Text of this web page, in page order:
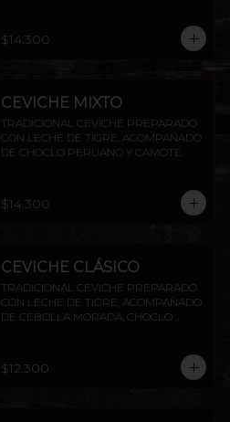
$14.300
CEVICHE MIXTO
TRADICIONAL CEVICHE PREPARADO
CON LECHE DE TIGRE, ACOMPAÑADO
DE CHOCLO PERUANO Y CAMOTE.
$14.300
CEVICHE CLÁSICO
TRADICIONAL CEVICHE PREPARADO
CON LECHE DE TIGRE, ACOMPAÑADO
DE CEBOLLA MORADA, CHOCLO
$12.300